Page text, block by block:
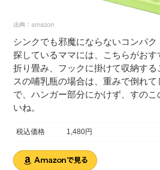
シンクでも邪魔にならないコンパ
探しているママには、こちらがお
折り畳み、フックに掛けて収納す
スの哺乳瓶の場合は、重みで倒れ
で、ハンガー部分にかけず、すのこ
いね。
税込価格 1,480円